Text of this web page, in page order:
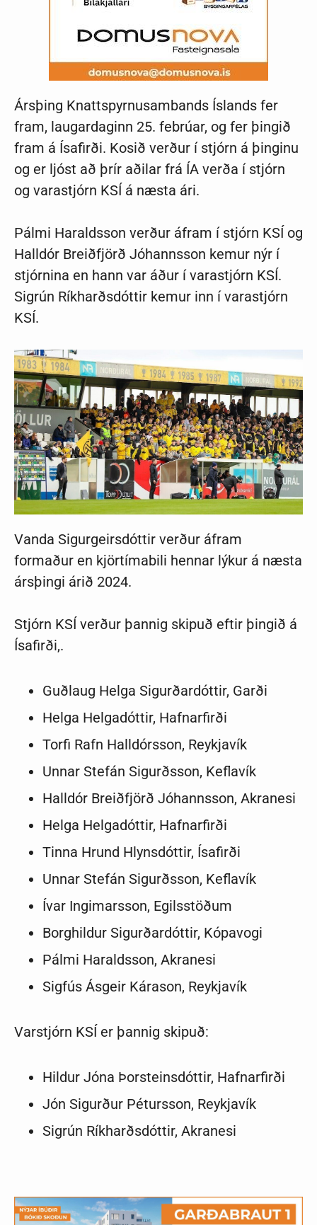
Ársþing Knattspyrnusambands Íslands fer
fram, laugardaginn 25. febrúar, og fer þingið
fram á Ísafirði. Kosið verður í stjórn á þinginu
og er ljóst að þrír aðilar frá ÍA verða í stjórn
og varastjórn KSÍ á næsta ári.
Pálmi Haraldsson verður áfram í stjórn KSÍ og
Halldór Breiðfjörð Jóhannsson kemur nýr í
stjórnina en hann var áður í varastjórn KSÍ.
Sigrún Ríkharðsdóttir kemur inn í varastjórn
KSÍ.
Vanda Sigurgeirsdóttir verður áfram
formaður en kjörtímabili hennar lýkur á næsta
ársþingi árið 2024.
Stjórn KSÍ verður þannig skipuð eftir þingið á
Ísafirði,.
Guðlaug Helga Sigurðardóttir, Garði
Helga Helgadóttir, Hafnarfirði
Torfi Rafn Halldórsson, Reykjavík
Unnar Stefán Sigurðsson, Keflavík
Halldór Breiðfjörð Jóhannsson, Akranesi
Helga Helgadóttir, Hafnarfirði
Tinna Hrund Hlynsdóttir, Ísafirði
Unnar Stefán Sigurðsson, Keflavík
Ívar Ingimarsson, Egilsstöðum
Borghildur Sigurðardóttir, Kópavogi
Pálmi Haraldsson, Akranesi
Sigfús Ásgeir Kárason, Reykjavík
Varstjórn KSÍ er þannig skipuð:
Hildur Jóna Þorsteinsdóttir, Hafnarfirði
Jón Sigurður Pétursson, Reykjavík
Sigrún Ríkharðsdóttir, Akranesi